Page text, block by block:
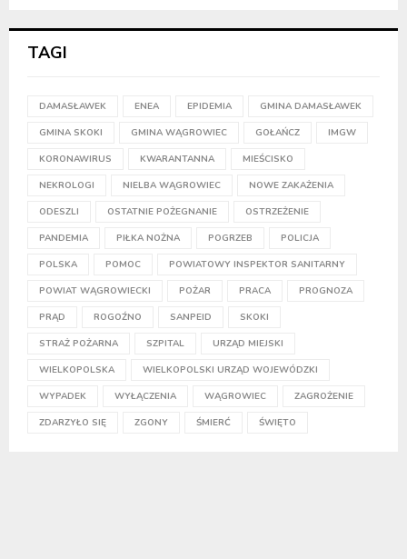
TAGI
DAMASŁAWEK ENEA EPIDEMIA GMINA DAMASŁAWEK
GMINA SKOKI GMINA WĄGROWIEC GOŁAŃCZ IMGW
KORONAWIRUS KWARANTANNA MIEŚCISKO
NEKROLOGI NIELBA WĄGROWIEC NOWE ZAKAŻENIA
ODESZLI OSTATNIE POŻEGNANIE OSTRZEŻENIE
PANDEMIA PIŁKA NOŻNA POGRZEB POLICJA
POLSKA POMOC POWIATOWY INSPEKTOR SANITARNY
POWIAT WĄGROWIECKI POŻAR PRACA PROGNOZA
PRĄD ROGOŹNO SANPEID SKOKI
STRAŻ POŻARNA SZPITAL URZĄD MIEJSKI
WIELKOPOLSKA WIELKOPOLSKI URZĄD WOJEWÓDZKI
WYPADEK WYŁĄCZENIA WĄGROWIEC ZAGROŻENIE
ZDARZYŁO SIĘ ZGONY ŚMIERĆ ŚWIĘTO